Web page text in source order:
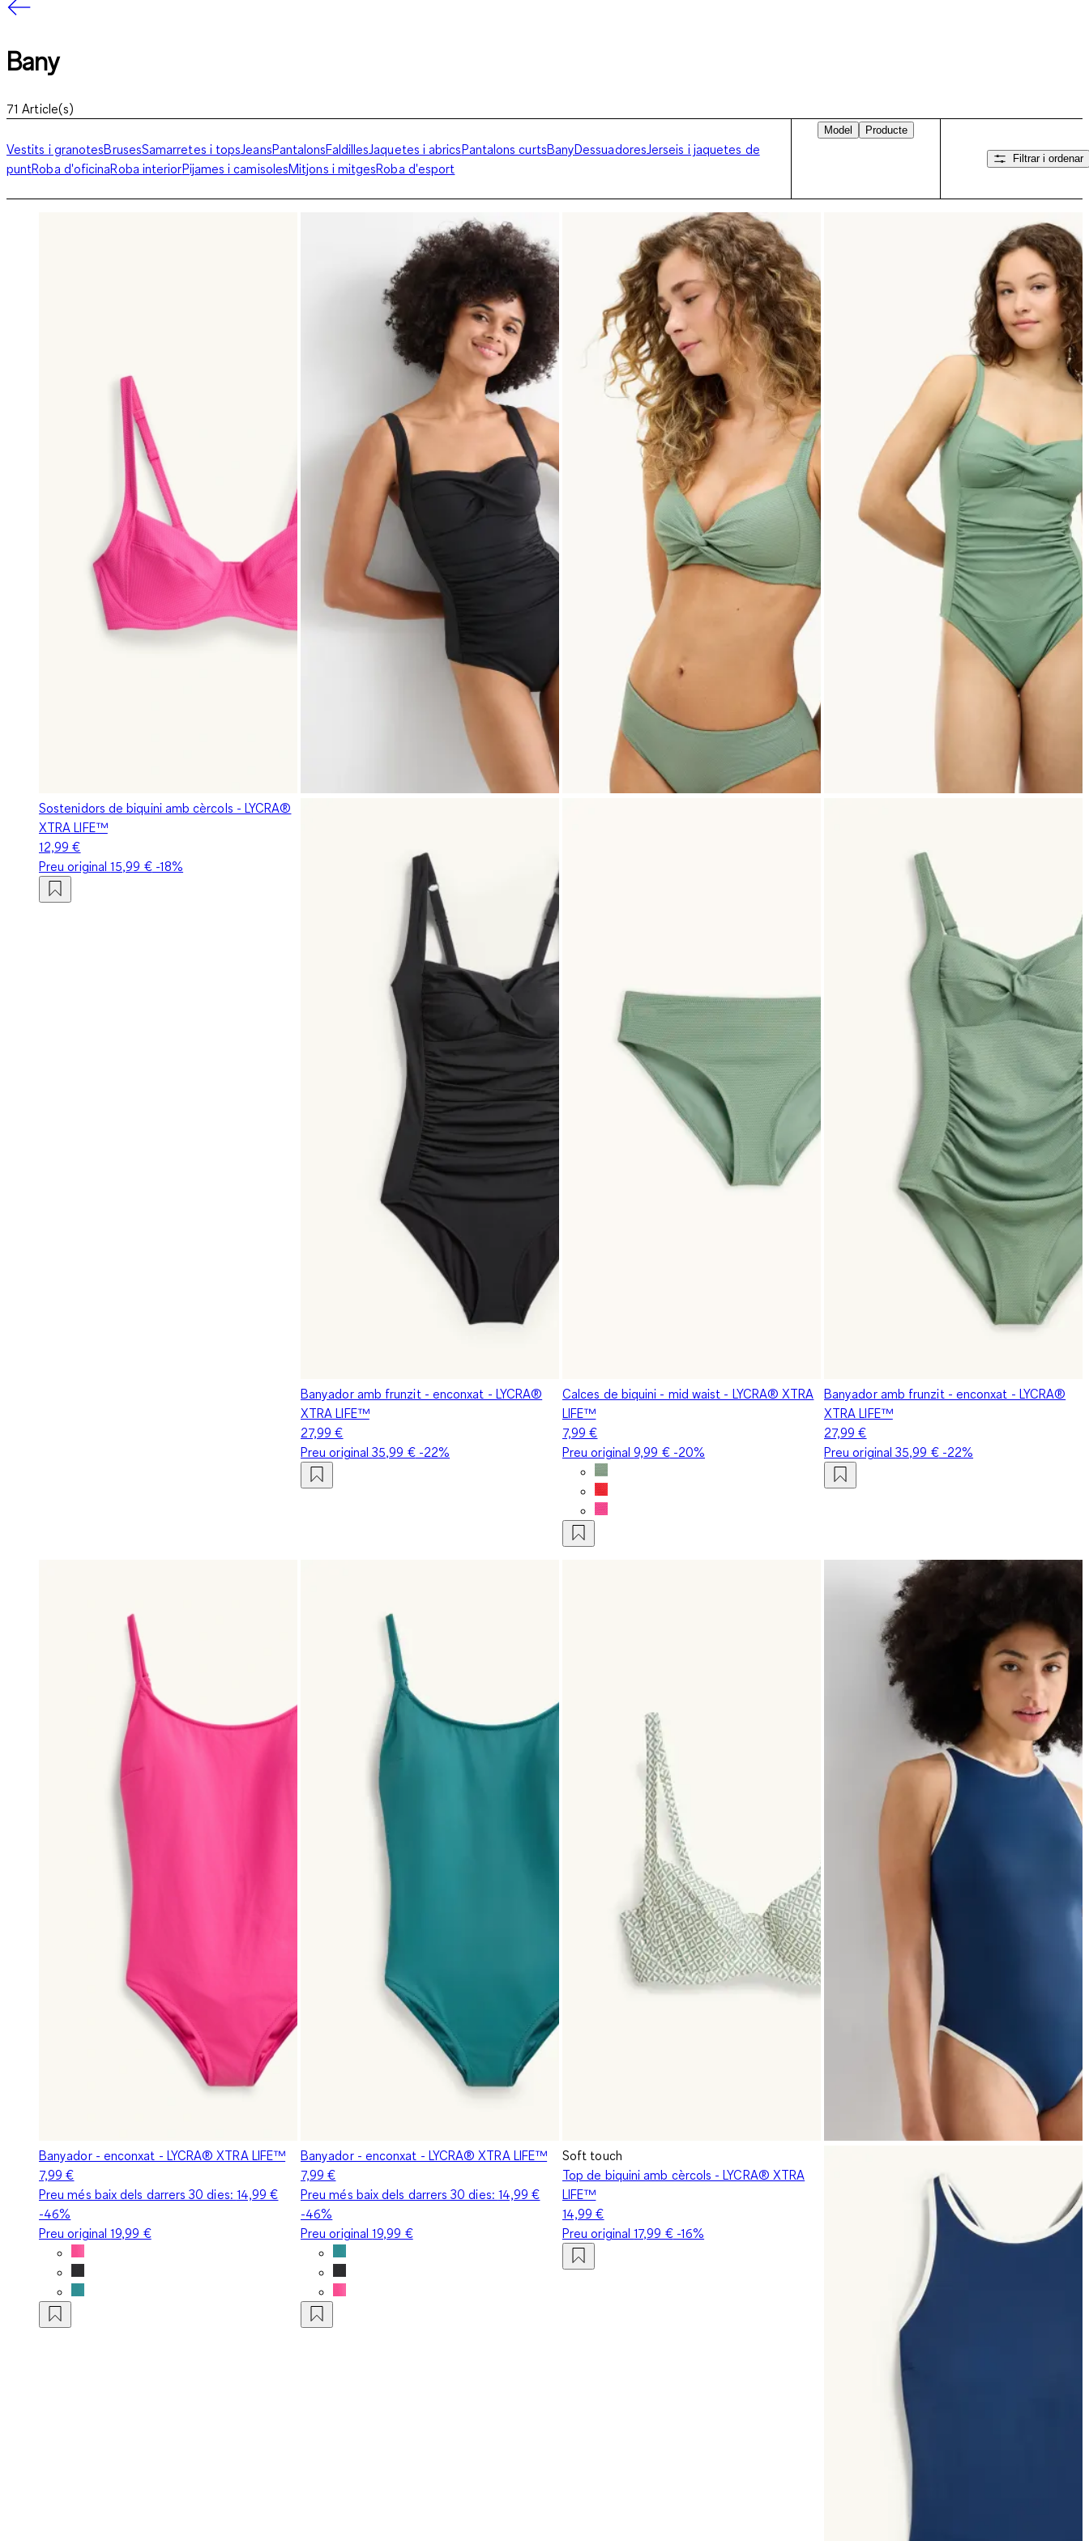
Bany
71 Article(s)
Vestits i granotesBrusesSamarretes i tops JeansPantalonsFaldilles Jaquetes i abricsPantalons curtsBanyDessuadores Jerseis i jaquetes de
puntRoba d'oficinaRoba interiorPijames i camisolesMitjons i mitgesRoba d'esport
Model Producte
Filtrar i ordenar
Sostenidors de biquini amb cèrcols - LYCRA®
XTRA LIFE™
12,99 €
Preu original15,99 €-18%
Banyador amb frunzit - enconxat - LYCRA®
XTRA LIFE™
27,99 €
Preu original35,99 €-22%
Calces de biquini - mid waist - LYCRA® XTRA
LIFE™
7,99 €
Preu original9,99 €-20%
Banyador amb frunzit - enconxat - LYCRA®
XTRA LIFE™
27,99 €
Preu original35,99 €-22%
Banyador - enconxat - LYCRA® XTRA LIFE™
7,99 €
Preu més baix dels darrers 30 dies: 14,99 €
-46%
Preu original19,99 €
Banyador - enconxat - LYCRA® XTRA LIFE™
7,99 €
Preu més baix dels darrers 30 dies: 14,99 €
-46%
Preu original19,99 €
Soft touch
Top de biquini amb cèrcols - LYCRA® XTRA
LIFE™
14,99 €
Preu original17,99 €-16%